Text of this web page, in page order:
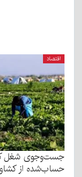
اقتصاد
جست‌وجوی شغل
حساب‌شده از